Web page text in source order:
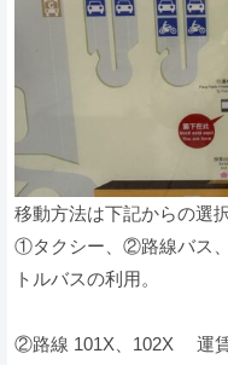
移動方法は下記からの選
①タクシー、②路線バス
トルバスの利用。
②路線 101X、102X 運